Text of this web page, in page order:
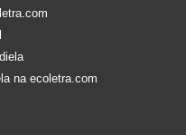
na ecoletra.com